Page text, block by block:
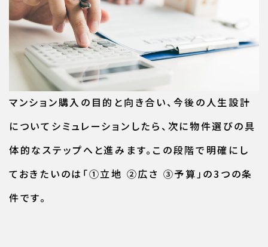
マンション購入の目的と向き合い、今後の人生設計
についてシミュレーションしたら、次に物件選びの具
体的なステップへと進みます。この段階で明確にし
ておきたいのは「①立地 ②広さ ③予算」の3つの条
件です。